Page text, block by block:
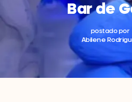
Bar de
postado por
Abilene